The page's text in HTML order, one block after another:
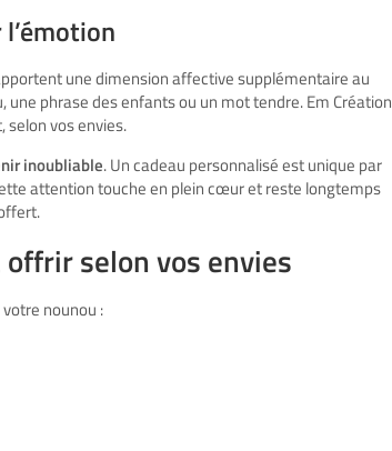
une dimension affective supplémentaire au
une phrase des enfants ou un mot tendre. Em Création
selon vos envies.
inoubliable. Un cadeau personnalisé est unique par
attention touche en plein cœur et reste longtemps
selon vos envies
nounou :